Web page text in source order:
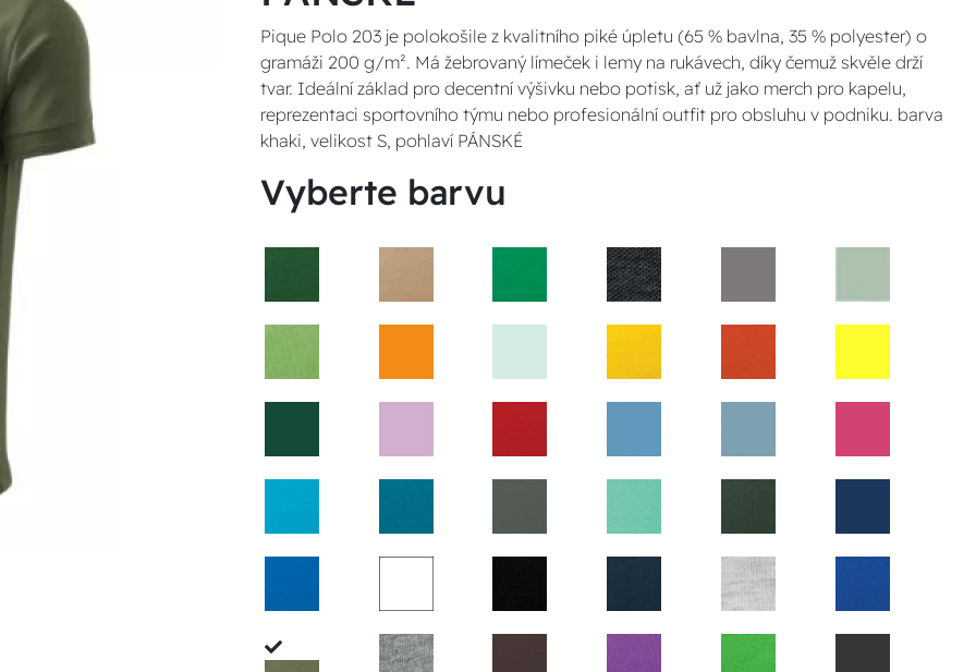
Pique Polo 203 je polokošile z kvalitního piké úpletu (65 % bavlna, 35 % polyester) o
gramáži 200 g/m². Má žebrovaný límeček i lemy na rukávech, díky čemuž skvěle drží
tvar. Ideální základ pro decentní výšivku nebo potisk, ať už jako merch pro kapelu,
reprezentaci sportovního týmu nebo profesionální outfit pro obsluhu v podniku. barva
khaki, velikost S, pohlaví PÁNSKÉ
Vyberte barvu